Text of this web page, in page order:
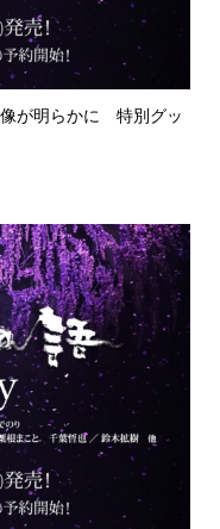
像が明らかに 特別グッ